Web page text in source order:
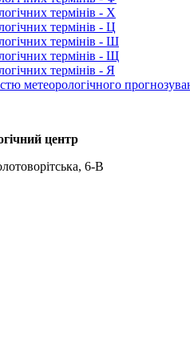
термінів - Х
термінів - Ц
термінів - Ш
термінів - Щ
термінів - Я
метеорологічного
центр
6-В